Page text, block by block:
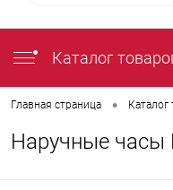
Каталог
Главная страница • Каталог
Наручные часы